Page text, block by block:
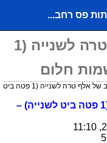
רשתות פס רחב של אלף טרה לשנייה (1
חלום
>> רשתות פס רחב של אלף טרה לשנייה (1 פטה ביט
רשתות פס רחב של אלף טרה לשנייה (1 פטה ביט לשנייה) –